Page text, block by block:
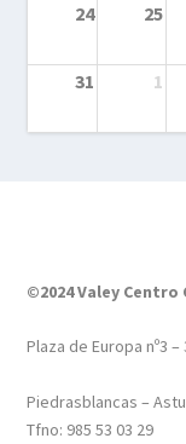
24 25
31 1
©2024 Valey
Plaza de Europa nº3 –
Piedrasblancas –
Tfno: 985 53 03 29